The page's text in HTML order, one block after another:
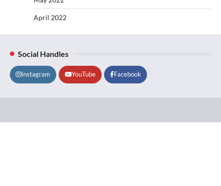
April 2022
Social Handles
Instagram YouTube Facebook